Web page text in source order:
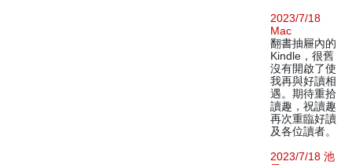
2023/7/18
Mac
翻書抽屜內的
Kindle，很舊
沒有開啟了使
我再與好讀相
遇。期待重拾
讀趣，祝讀趣
再次重臨好讀
及各位讀者。
2023/7/18 池